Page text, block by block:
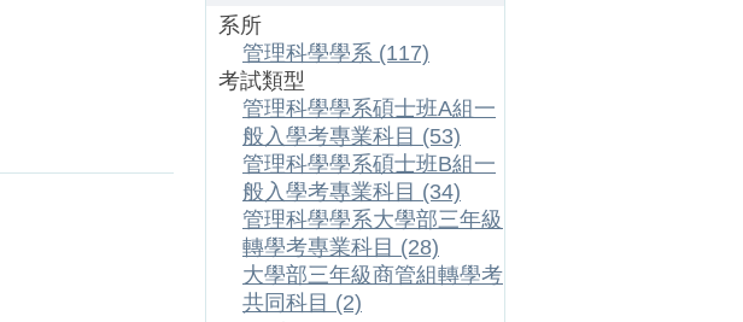
系所
管理科學學系 (117)
考試類型
管理科學學系碩士班A組一
般入學考專業科目 (53)
管理科學學系碩士班B組一
般入學考專業科目 (34)
管理科學學系大學部三年級
轉學考專業科目 (28)
大學部三年級商管組轉學考
共同科目 (2)